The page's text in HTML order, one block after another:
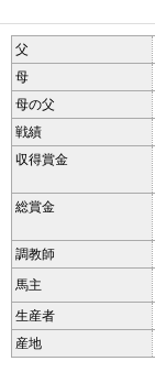
父
母
母の父
戦績
収得賞金
総賞金
調教師
馬主
生産者
産地